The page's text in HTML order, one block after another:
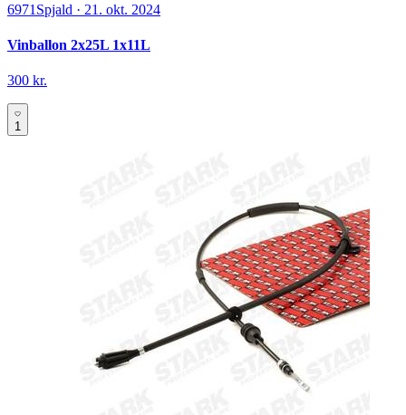
6971 Spjald · 21. okt. 2024
Vinballon 2x25L 1x11L
300 kr.
1